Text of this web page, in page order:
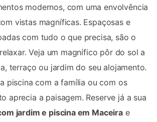
modernos, com uma envolvência
vistas magníficas. Espaçosas e
com tudo o que precisa, são o
Veja um magnífico pôr do sol a
terraço ou jardim do seu alojamento.
piscina com a família ou com os
aprecia a paisagem. Reserve já a sua
jardim e piscina em Maceirae